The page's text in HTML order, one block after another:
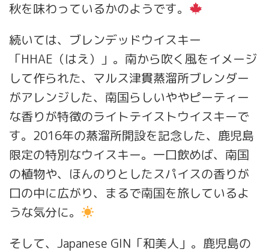
秋を味わっているかのようです。
続いては、ブレンデッドウイスキー
「HHAE（はえ）」。南から吹く風をイメージ
して作られた、マルス津貫蒸溜所ブレンダー
がアレンジした、南国らしいややピーティー
な香りが特徴のライトテイストウイスキーで
す。2016年の蒸溜所開設を記念した、鹿児島
限定の特別なウイスキー。一口飲めば、南国
の植物や、ほんのりとしたスパイスの香りが
口の中に広がり、まるで南国を旅しているよ
うな気分に。
そして、Japanese GIN「和美人」。鹿児島の